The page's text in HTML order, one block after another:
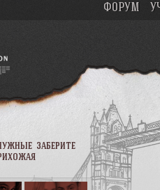
заберите
ФОРУМ